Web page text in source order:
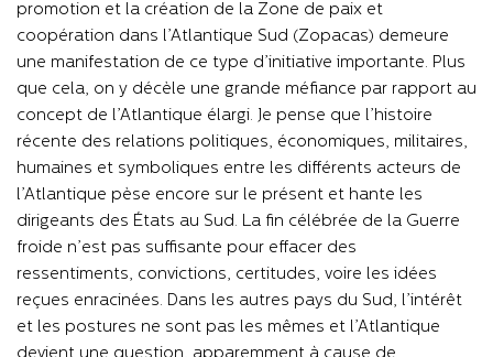
promotion et la création de la Zone de paix et
coopération dans l’Atlantique Sud (Zopacas) demeure
une manifestation de ce type d’initiative importante. Plus
que cela, on y décèle une grande méfiance par rapport au
concept de l’Atlantique élargi. Je pense que l’histoire
récente des relations politiques, économiques, militaires,
humaines et symboliques entre les différents acteurs de
l’Atlantique pèse encore sur le présent et hante les
dirigeants des États au Sud. La fin célébrée de la Guerre
froide n’est pas suffisante pour effacer des
ressentiments, convictions, certitudes, voire les idées
reçues enracinées. Dans les autres pays du Sud, l’intérêt
et les postures ne sont pas les mêmes et l’Atlantique